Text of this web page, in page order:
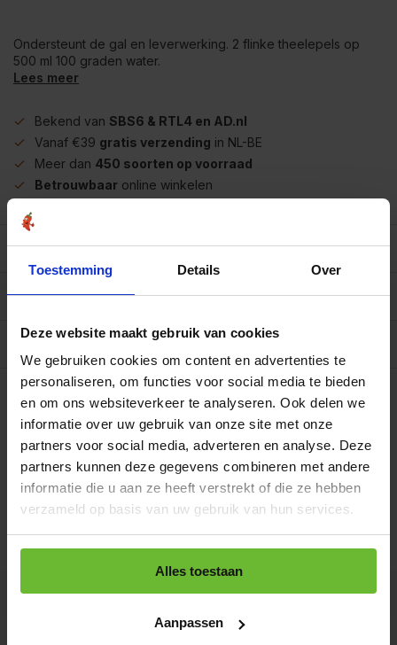
Toestemming Details Over
Deze website maakt gebruik van cookies
We gebruiken cookies om content en advertenties te
personaliseren, om functies voor social media te bieden
en om ons websiteverkeer te analyseren. Ook delen we
informatie over uw gebruik van onze site met onze
partners voor social media, adverteren en analyse. Deze
partners kunnen deze gegevens combineren met andere
informatie die u aan ze heeft verstrekt of die ze hebben
verzameld op basis van uw gebruik van hun services.
Alles toestaan
Aanpassen
Ondersteunt de gal en leverwerking. 2 flinke theelepels op
500 ml 100 graden water.
Lees meer
Bekend van SBS6 & RTL4 en AD.nl
Vanaf €39 gratis verzending in NL-BE
Meer dan 450 soorten op voorraad
Betrouwbaar online winkelen
Beschrijving
Reviews 0/10
Specificaties per 100 gram
Op werkdagen voor 15.00 uur besteld, dezelfde dag
verzonden.
100 gram
Op voorraad
€3,70
Totaal:€3,70
Koop 3 voor €3,33 per stuk en bespaar 10%
Art# 22329Kilo
€27,75